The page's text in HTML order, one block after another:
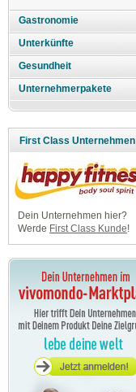
Gastronomie
Unterkünfte
Gesundheit
Unternehmerpakete
First Class Unternehmen
Dein Unternehmen hier?
Werde First Class Kunde!